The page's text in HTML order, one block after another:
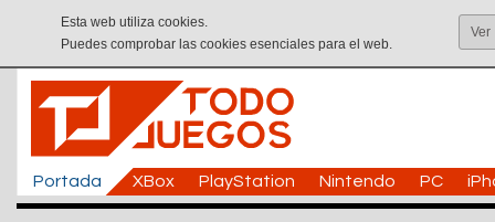
Esta web utiliza cookies.
Puedes comprobar las cookies esenciales para el web.
Ver
Portada XBox PlayStation Nintendo PC